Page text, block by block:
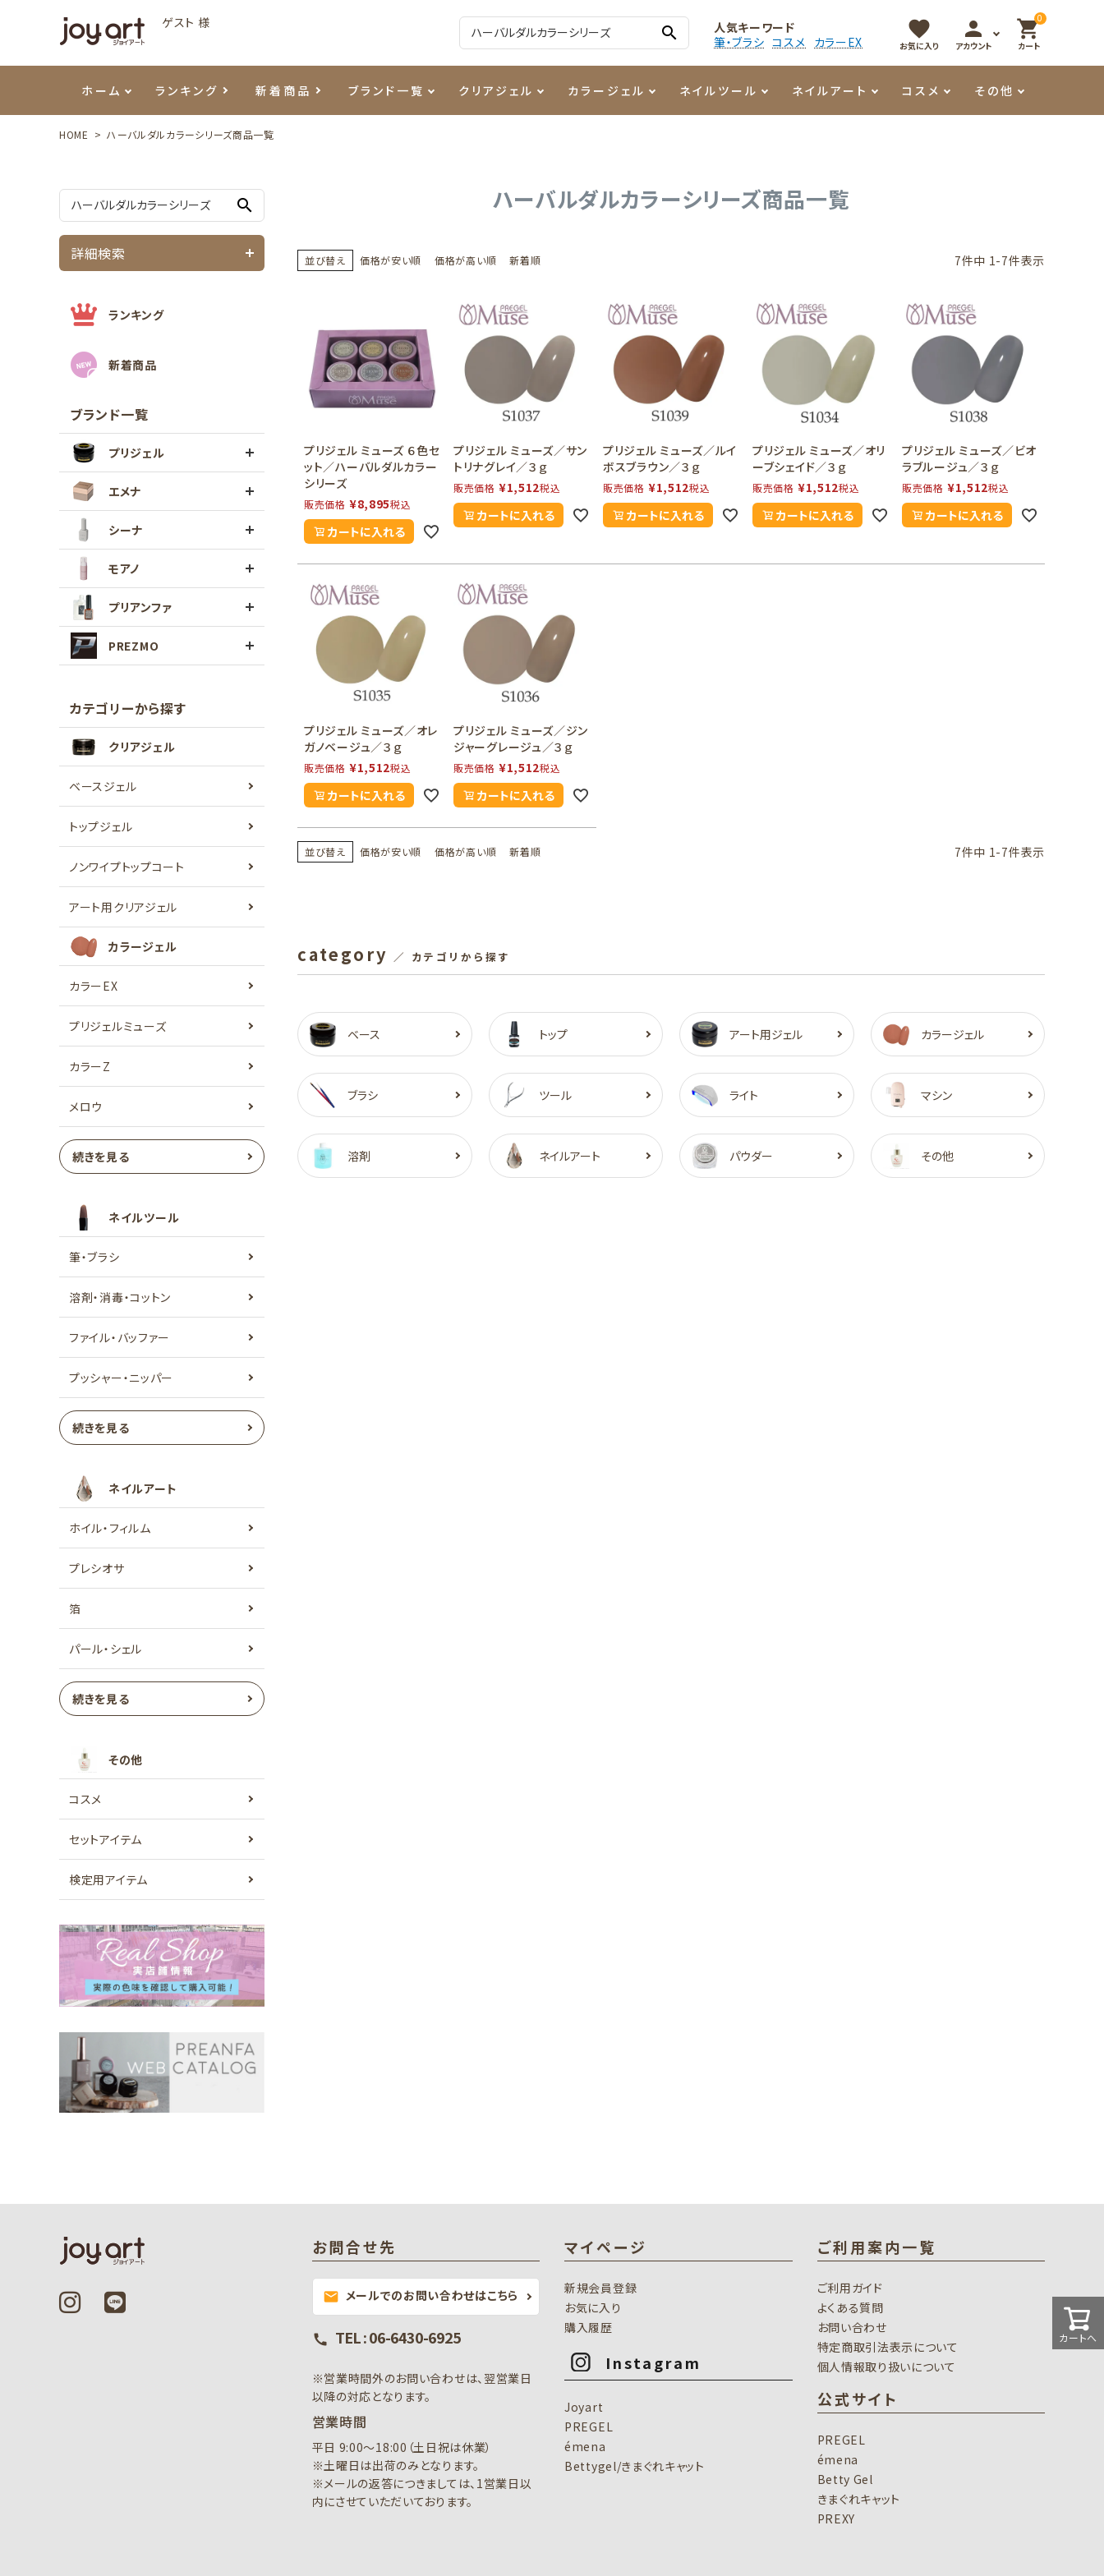
ゲスト 様
search
人気キーワード
筆・ブラシ コスメ カラーEX
favorite
お気に入り
person
アカウント
0
shopping_cart
カート
ホーム ランキング 新着商品 ブランド一覧
モアノ PREZMO
クリアジェル カラージェル
ウェービージェル ニュアンスジェル 3Dクレイジェル
マグネティジェル マグネティフラッシュジェル
フラッシュジェル シーナカラージェルポリッシュ その他カラージェル
ネイルツール
ネイルケア用品 チャート・チップ関連 容器・ポーチ
ネイルマシン LEDライト
ネイルアート
メタルパーツ レジン・モールド その他
コスメ その他
HOME ハーバルダルカラーシリーズ商品一覧
search
詳細検索
ランキング
新着商品
ブランド一覧
プリジェル
エメナ
シーナ
モアノ
プリアンファ
PREZMO
カテゴリーから探す
クリアジェル
ベースジェル
トップジェル
ノンワイプトップコート
アート用クリアジェル
カラージェル
カラーEX
プリジェルミューズ
カラーZ
メロウ
続きを見る
ネイルツール
筆・ブラシ
溶剤・消毒・コットン
ファイル・バッファー
プッシャー・ニッパー
続きを見る
ネイルアート
ホイル・フィルム
プレシオサ
箔
パール・シェル
続きを見る
その他
コスメ
セットアイテム
検定用アイテム
ハーバルダルカラーシリーズ商品一覧
並び替え 価格が安い順 価格が高い順 新着順 7件中 1-7件表示
プリジェル ミューズ ６色セ
ット／ハーバルダルカラー
シリーズ
販売価格 ¥8,895税込
カートに入れる
プリジェル ミューズ／サン
トリナグレイ／３ｇ
販売価格 ¥1,512税込
カートに入れる
プリジェル ミューズ／ルイ
ボスブラウン／３ｇ
販売価格 ¥1,512税込
カートに入れる
プリジェル ミューズ／オリ
ーブシェイド／３ｇ
販売価格 ¥1,512税込
カートに入れる
プリジェル ミューズ／ビオ
ラブルージュ／３ｇ
販売価格 ¥1,512税込
カートに入れる
プリジェル ミューズ／オレ
ガノベージュ／３ｇ
販売価格 ¥1,512税込
カートに入れる
プリジェル ミューズ／ジン
ジャーグレージュ／３ｇ
販売価格 ¥1,512税込
カートに入れる
並び替え 価格が安い順 価格が高い順 新着順 7件中 1-7件表示
category ／ カテゴリから探す
ベース トップ アート用ジェル カラージェル
ブラシ ツール ライト マシン
溶剤 ネイルアート パウダー その他
カートへ
お問合せ先
mail メールでのお問い合わせはこちら
call TEL : 06-6430-6925
※営業時間外のお問い合わせは、翌営業日
以降の対応となります。
営業時間
平日 9:00～18:00（土日祝は休業）
※土曜日は出荷のみとなります。
※メールの返答につきましては、1営業日以
内にさせていただいております。
マイページ
新規会員登録
お気に入り
購入履歴
Instagram
Joyart
PREGEL
émena
Bettygel/きまぐれキャット
ご利用案内一覧
ご利用ガイド
よくある質問
お問い合わせ
特定商取引法表示について
個人情報取り扱いについて
公式サイト
PREGEL
émena
Betty Gel
きまぐれキャット
PREXY